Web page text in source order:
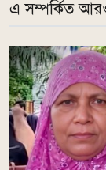
এ সম্পর্কিত